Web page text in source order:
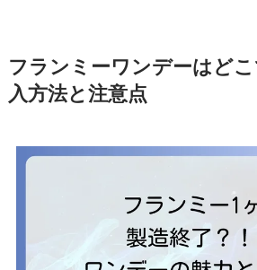
フランミーワンデーはど
入方法と注意点